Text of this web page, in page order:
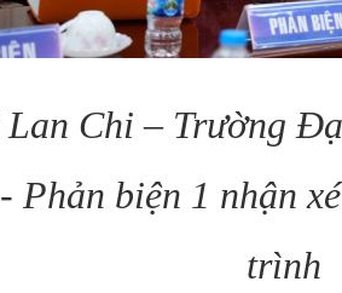
Lan Chi – Trường
Phản biện 1 nhận
trình